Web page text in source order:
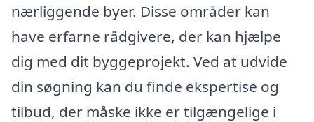
nærliggende byer. Disse områder kan
have erfarne rådgivere, der kan hjælpe
dig med dit byggeprojekt. Ved at udvide
din søgning kan du finde ekspertise og
tilbud, der måske ikke er tilgængelige i